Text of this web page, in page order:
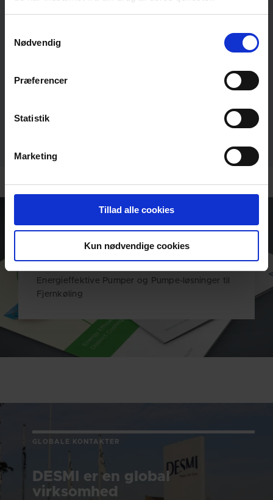
Nødvendig
Præferencer
Statistik
Marketing
Tillad alle cookies
Kun nødvendige cookies
Op til 200 m³/t
trykklassificeringer op til PN25 og til en række medier som
LÆR MERE
Fjernkøling Brochure
Energieffektive Pumper og Pumpe-løsninger til
Fjernkøling
GLOBALE KONTAKTER
DESMI er en global
virksomhed